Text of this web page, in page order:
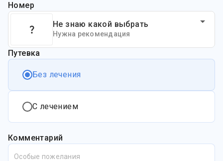
Номер
Не знаю какой выбрать
Нужна рекомендация
Путевка
Без лечения
С лечением
Комментарий
Особые пожелания